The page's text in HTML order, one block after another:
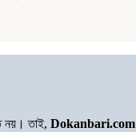
নয়। তাই, Dokanbari.com